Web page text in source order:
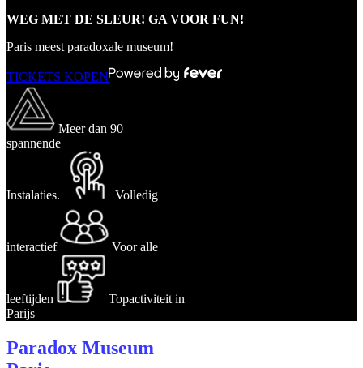
WEG MET DE SLEUR! GA VOOR FUN!
Paris meest paradoxale museum!
TICKETS KOPEN
Meer dan 90
spannende
Instalaties. Volledig
interactief Voor alle
leeftijden
Topactiviteit in
Parijs
Paradox Museum